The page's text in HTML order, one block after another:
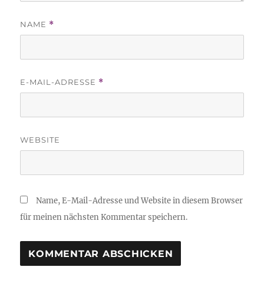
NAME *
E-MAIL-ADRESSE *
WEBSITE
Name, E-Mail-Adresse und Website in diesem Browser
für meinen nächsten Kommentar speichern.